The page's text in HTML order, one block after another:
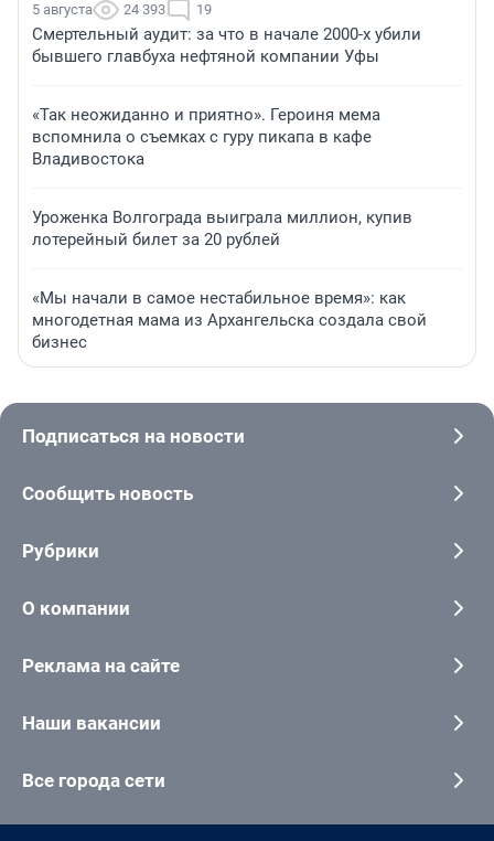
5 августа 24 393 19
Смертельный аудит: за что в начале 2000-х убили
бывшего главбуха нефтяной компании Уфы
«Так неожиданно и приятно». Героиня мема
вспомнила о съемках с гуру пикапа в кафе
Владивостока
Уроженка Волгограда выиграла миллион, купив
лотерейный билет за 20 рублей
«Мы начали в самое нестабильное время»: как
многодетная мама из Архангельска создала свой
бизнес
Подписаться на новости
Сообщить новость
Рубрики
О компании
Реклама на сайте
Наши вакансии
Все города сети